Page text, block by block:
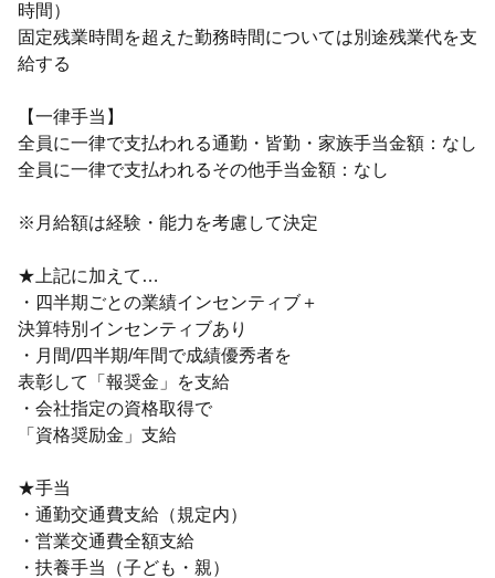
時間）
固定残業時間を超えた勤務時間については別途残業代を支
給する
【一律手当】
全員に一律で支払われる通勤・皆勤・家族手当金額：なし
全員に一律で支払われるその他手当金額：なし
※月給額は経験・能力を考慮して決定
★上記に加えて…
・四半期ごとの業績インセンティブ＋
決算特別インセンティブあり
・月間/四半期/年間で成績優秀者を
表彰して「報奨金」を支給
・会社指定の資格取得で
「資格奨励金」支給
★手当
・通勤交通費支給（規定内）
・営業交通費全額支給
・扶養手当（子ども・親）